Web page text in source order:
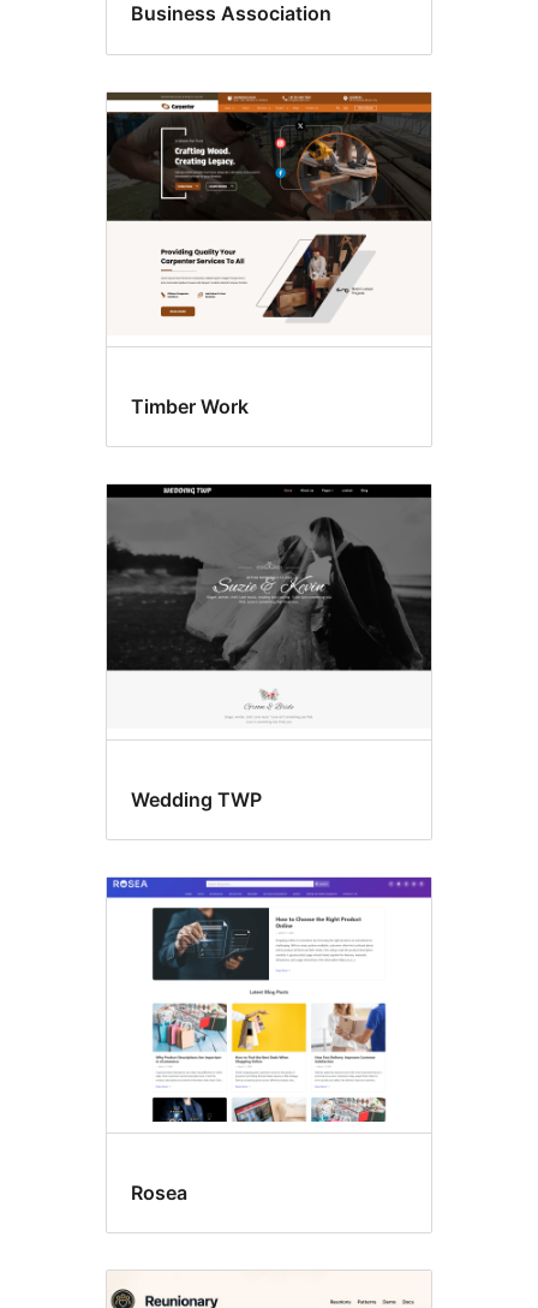
Business Association
Timber Work
Wedding TWP
Rosea